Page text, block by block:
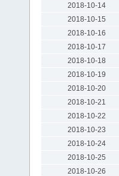
2018-10-14
2018-10-15
2018-10-16
2018-10-17
2018-10-18
2018-10-19
2018-10-20
2018-10-21
2018-10-22
2018-10-23
2018-10-24
2018-10-25
2018-10-26